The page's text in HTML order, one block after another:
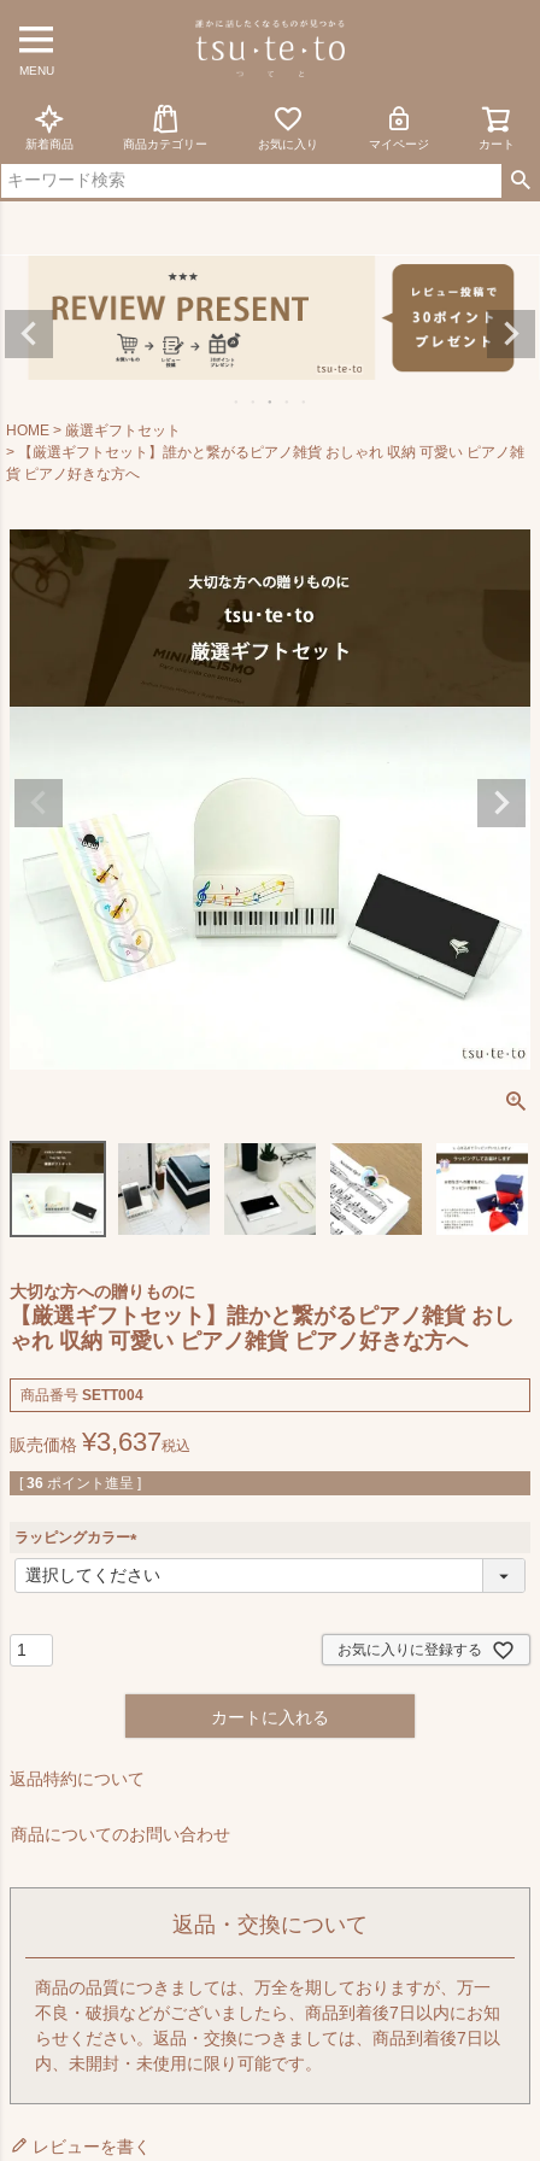
MENU
新着商品 商品カテゴリー お気に入り マイページ カート
HOME
厳選ギフトセット
【厳選ギフトセット】誰かと繋がるピアノ雑貨 おしゃれ 収納 可愛い ピアノ雑
貨 ピアノ好きな方へ
大切な方への贈りものに
【厳選ギフトセット】誰かと繋がるピアノ雑貨 おし
ゃれ 収納 可愛い ピアノ雑貨 ピアノ好きな方へ
商品番号 SETT004
販売価格 ¥3,637税込
[ 36 ポイント進呈 ]
ラッピングカラー
(
必
お気に入りに登録する
カートに入れる
返品特約について
商品についてのお問い合わせ
返品・交換について
商品の品質につきましては、万全を期しておりますが、万一
不良・破損などがございましたら、商品到着後7日以内にお知
らせください。返品・交換につきましては、商品到着後7日以
内、未開封・未使用に限り可能です。
レビューを書く